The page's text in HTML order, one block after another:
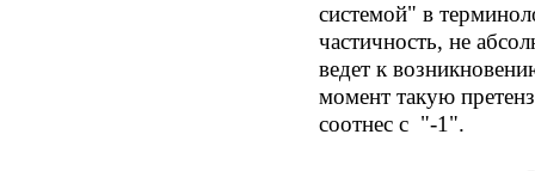
системой" в
частичность, не
ведет к
момент такую
соотнес с "-1".